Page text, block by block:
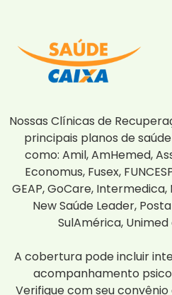
Nossas Clínicas de
principais planos de
como: Amil, AmHemed,
Economus, Fusex,
GEAP, GoCare, Intermedica,
New Saúde Leader,
SulAmérica,
A cobertura pode incluir
acompanhamento
Verifique com seu